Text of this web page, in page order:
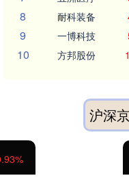
8 耐科装备
9 一博科技
10 方邦股份
沪深